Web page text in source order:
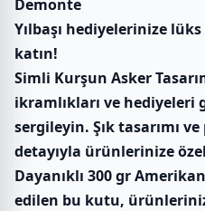
Demonte
Yılbaşı hediyelerinize lüks
katın!
Simli Kurşun Asker
ikramlıkları ve hediyeleri
sergileyin. Şık tasarımı
detayıyla ürünlerinize
Dayanıklı 300 gr
edilen bu kutu,